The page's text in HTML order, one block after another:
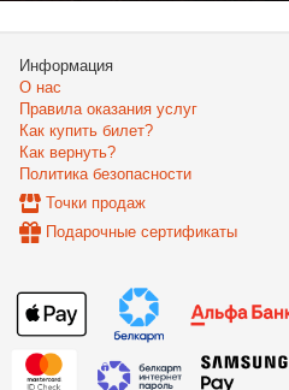
Информация
О нас
Правила оказания услуг
Как купить билет?
Как вернуть?
Политика безопасности
Точки продаж
Подарочные сертификаты